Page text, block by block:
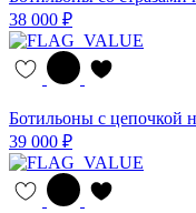
38 000 ₽
Ботильоны с
39 000 ₽